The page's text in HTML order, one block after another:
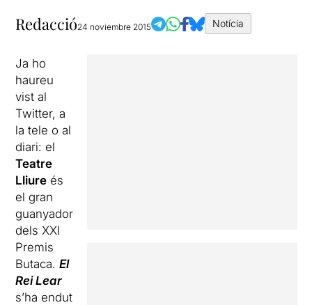
Redacció24 noviembre 2015 Notícia
Ja ho
haureu
vist al
Twitter, a
la tele o al
diari: el
Teatre
Lliure és
el gran
guanyador
dels XXI
Premis
Butaca.El
Rei Lear
s’ha endut